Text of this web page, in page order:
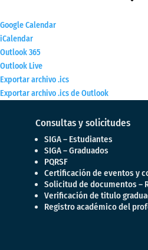
Google Calendar
iCalendar
Outlook 365
Outlook Live
Exportar archivo .ics
Exportar archivo .ics de Outlook
Consultas y solicitudes
SIGA – Estudiantes
SIGA – Graduados
PQRSF
Certificación de eventos y
Solicitud de documentos –
Verificación de titulo
Registro académico del